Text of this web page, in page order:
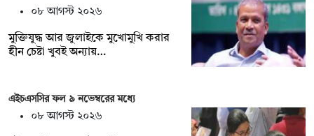
০৮ আগস্ট ২০২৬
মুক্তিযুদ্ধ আর জুলাইকে মুখোমুখি করার
হীন চেষ্টা খুবই অন্যায়…
এইচএসসির ফল ৯ নভেম্বরের মধ্যে
০৮ আগস্ট ২০২৬